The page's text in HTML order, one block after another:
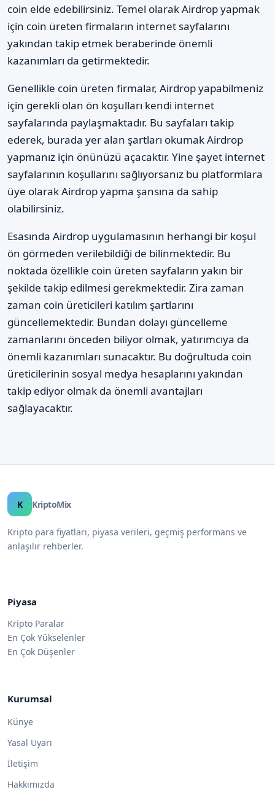
coin elde edebilirsiniz. Temel olarak Airdrop yapmak
için coin üreten firmaların internet sayfalarını
yakından takip etmek beraberinde önemli
kazanımları da getirmektedir.
Genellikle coin üreten firmalar, Airdrop yapabilmeniz
için gerekli olan ön koşulları kendi internet
sayfalarında paylaşmaktadır. Bu sayfaları takip
ederek, burada yer alan şartları okumak Airdrop
yapmanız için önünüzü açacaktır. Yine şayet internet
sayfalarının koşullarını sağlıyorsanız bu platformlara
üye olarak Airdrop yapma şansına da sahip
olabilirsiniz.
Esasında Airdrop uygulamasının herhangi bir koşul
ön görmeden verilebildiği de bilinmektedir. Bu
noktada özellikle coin üreten sayfaların yakın bir
şekilde takip edilmesi gerekmektedir. Zira zaman
zaman coin üreticileri katılım şartlarını
güncellemektedir. Bundan dolayı güncelleme
zamanlarını önceden biliyor olmak, yatırımcıya da
önemli kazanımları sunacaktır. Bu doğrultuda coin
üreticilerinin sosyal medya hesaplarını yakından
takip ediyor olmak da önemli avantajları
sağlayacaktır.
K KriptoMix
Kripto para fiyatları, piyasa verileri, geçmiş performans ve
anlaşılır rehberler.
Piyasa
Kripto Paralar
En Çok Yükselenler
En Çok Düşenler
Kurumsal
Künye
Yasal Uyarı
İletişim
Hakkımızda